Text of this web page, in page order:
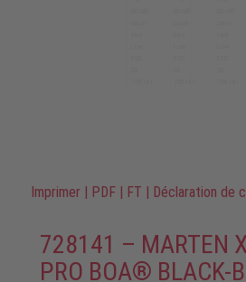
Imprimer | PDF | FT | Déclaration de
728141 – MARTEN
PRO BOA® BLACK-